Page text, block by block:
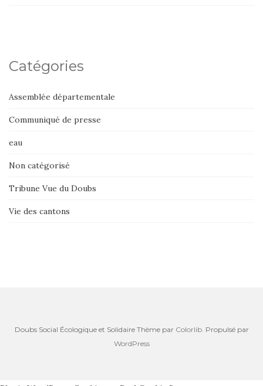
Catégories
Assemblée départementale
Communiqué de presse
eau
Non catégorisé
Tribune Vue du Doubs
Vie des cantons
Doubs Social Écologique et Solidaire Thème par Colorlib. Propulsé par
WordPress